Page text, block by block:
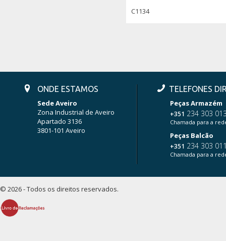
C1134
ONDE ESTAMOS
Sede Aveiro
Zona Industrial de Aveiro
Apartado 3136
3801-101 Aveiro
TELEFONES
Peças Armazém
+351 234 303
Chamada para a
Peças Balcão
+351 234 303
Chamada para a
© 2026 - Todos os direitos reservados.